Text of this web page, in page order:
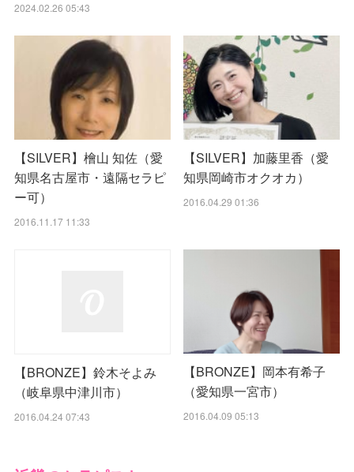
2024.02.26 05:43
【SILVER】檜山 知佐（愛
知県名古屋市・遠隔セラピ
ー可）
2016.11.17 11:33
【SILVER】加藤里香（愛
知県岡崎市オクオカ）
2016.04.29 01:36
【BRONZE】鈴木そよみ
（岐阜県中津川市）
2016.04.24 07:43
【BRONZE】岡本有希子
（愛知県一宮市）
2016.04.09 05:13